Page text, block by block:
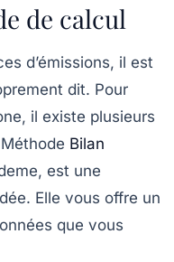
de calcul
d’émissions, il est
dit. Pour
il existe plusieurs
Méthode Bilan
est une
Elle vous offre un
que vous